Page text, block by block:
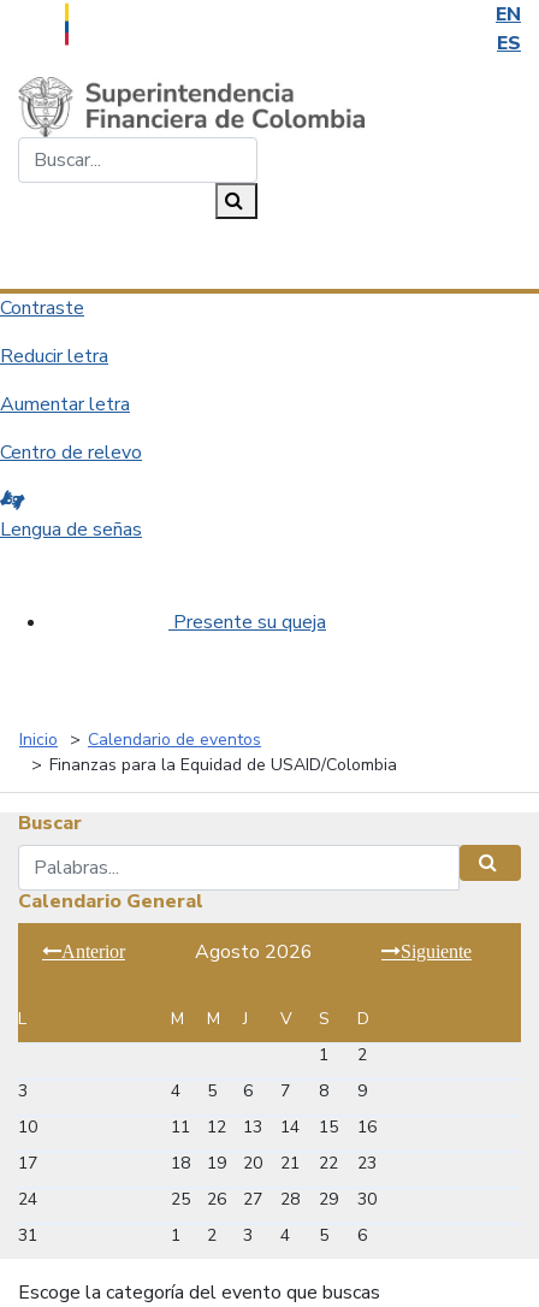
EN
ES
Saltar al contenido principal
Contraste
Reducir letra
Aumentar letra
Centro de relevo
Lengua de señas
Presente su queja
Inicio
Calendario de eventos
Finanzas para la Equidad de USAID/Colombia
Buscar
Buscar
Calendario General
Anterior Agosto 2026 Siguiente
L M M J V S
D
1
2
3
4 5 6 7 8
9
10
11 12 13 14 15
16
17
18 19 20 21 22
23
24
25 26 27 28 29
30
31
1 2 3 4 5 6
Escoge la categoría del evento que buscas